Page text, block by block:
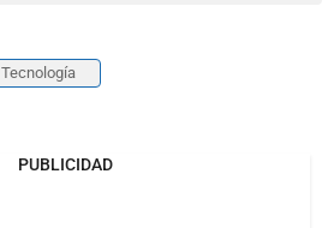
Tecnología
PUBLICIDAD